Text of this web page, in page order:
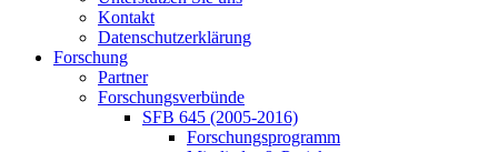
Kontakt
Datenschutzerklärung
Forschung
Partner
Forschungsverbünde
SFB 645 (2005-2016)
Forschungsprogramm